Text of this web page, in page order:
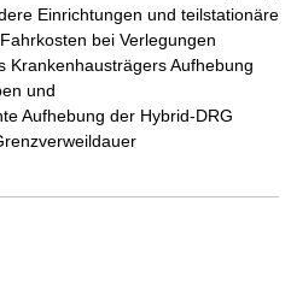
Einrichtungen und teilstationäre
bei Verlegungen
Krankenhausträgers Aufhebung
und
Aufhebung der Hybrid-DRG